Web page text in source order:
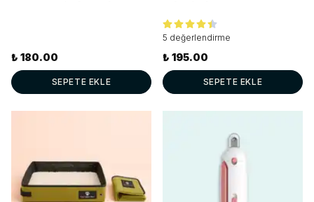
₺ 180.00
SEPETE EKLE
5 değerlendirme
₺ 195.00
SEPETE EKLE